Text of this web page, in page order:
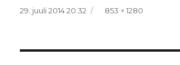
Postitatud
29. juuli 2014 20:32 Täissuurus
853 × 1280